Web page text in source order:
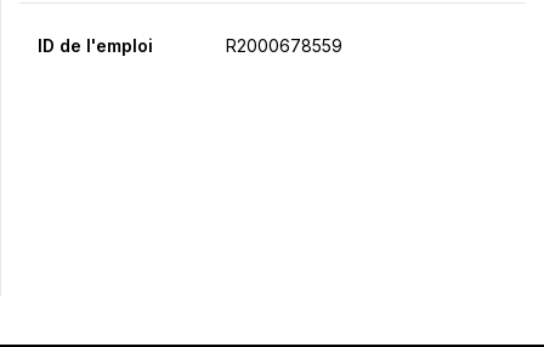
ID de l'emploi R2000678559